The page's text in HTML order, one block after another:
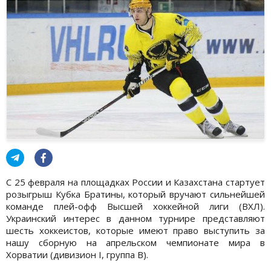
С 25 февраля на площадках России и Казахстана стартует
розыгрыш Кубка Братины, который вручают сильнейшей
команде плей-офф Высшей хоккейной лиги (ВХЛ).
Украинский интерес в данном турнире представляют
шесть хоккеистов, которые имеют право выступить за
нашу сборную на апрельском чемпионате мира в
Хорватии (дивизион I, группа B).